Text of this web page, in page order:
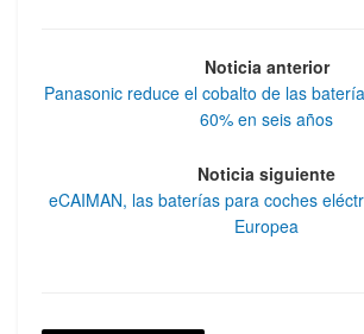
Noticia anterior
Panasonic reduce el cobalto de las
60% en seis años
Noticia siguiente
eCAIMAN, las baterías para coches
Europea